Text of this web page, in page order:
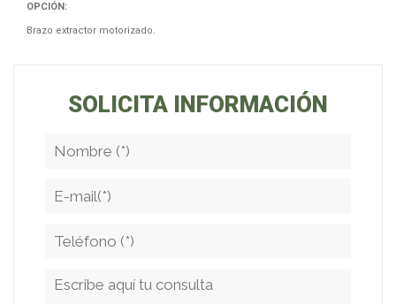
OPCIÓN:
Brazo extractor motorizado.
SOLICITA INFORMACIÓN